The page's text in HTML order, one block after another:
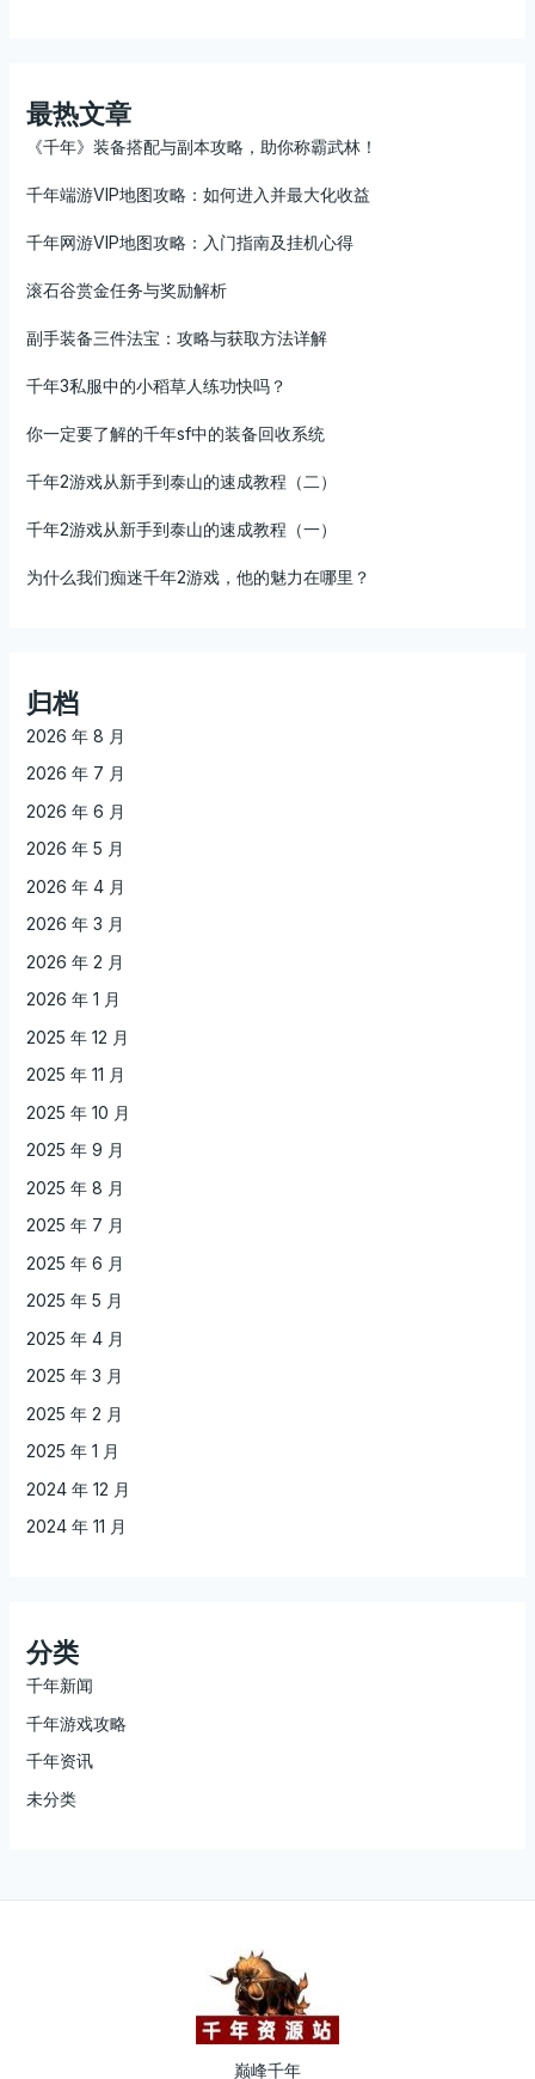
最热文章
《千年》装备搭配与副本攻略，助你称霸武林！
千年端游VIP地图攻略：如何进入并最大化收益
千年网游VIP地图攻略：入门指南及挂机心得
滚石谷赏金任务与奖励解析
副手装备三件法宝：攻略与获取方法详解
千年3私服中的小稻草人练功快吗？
你一定要了解的千年sf中的装备回收系统
千年2游戏从新手到泰山的速成教程（二）
千年2游戏从新手到泰山的速成教程（一）
为什么我们痴迷千年2游戏，他的魅力在哪里？
归档
2026 年 8 月
2026 年 7 月
2026 年 6 月
2026 年 5 月
2026 年 4 月
2026 年 3 月
2026 年 2 月
2026 年 1 月
2025 年 12 月
2025 年 11 月
2025 年 10 月
2025 年 9 月
2025 年 8 月
2025 年 7 月
2025 年 6 月
2025 年 5 月
2025 年 4 月
2025 年 3 月
2025 年 2 月
2025 年 1 月
2024 年 12 月
2024 年 11 月
分类
千年新闻
千年游戏攻略
千年资讯
未分类
巅峰千年